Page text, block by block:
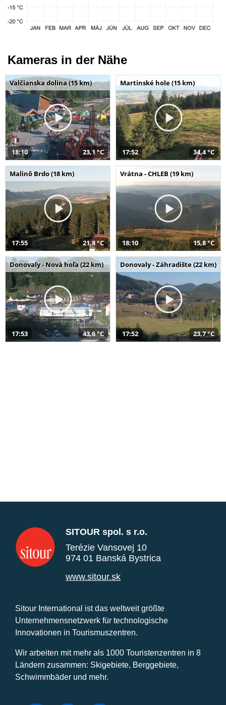
Kameras in der Nähe
Valčianska dolina (15 km)
18:10 23,1 °C
Martinské hole (15 km)
17:52 34,4 °C
Malinô Brdo (18 km)
17:55 21,8 °C
Vrátna - CHLEB (19 km)
18:10 15,8 °C
Donovaly - Nová hoľa (22 km)
17:53 43,6 °C
Donovaly - Záhradište (22 km)
17:52 23,7 °C
SITOUR spol. s r.o.
Terézie Vansovej 10
974 01 Banská Bystrica
www.sitour.sk
Sitour International ist das weltweit größte
Unternehmensnetzwerk für technologische
Innovationen in Tourismuszentren.
Wir arbeiten mit mehr als 1000 Touristenzentren in 8
Ländern zusammen: Skigebiete, Berggebiete,
Schwimmbäder und mehr.